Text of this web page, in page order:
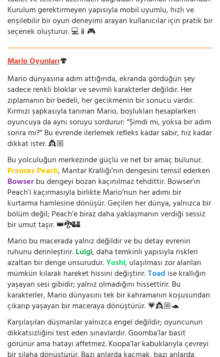
Kurulum gerektirmeyen yapısıyla mobil uyumlu, hızlı ve
erişilebilir bir oyun deneyimi arayan kullanıcılar için pratik bir
seçenek oluşturur. 💻📱🎮
Mario Oyunları🍄
Mario dünyasına adım attığında, ekranda gördüğün şey
sadece renkli bloklar ve sevimli karakterler değildir. Her
zıplamanın bir bedeli, her gecikmenin bir sonucu vardır.
Kırmızı şapkasıyla tanınan Mario, boşlukları hesaplarken
oyuncuya da aynı soruyu sordurur: “Şimdi mi, yoksa bir adım
sonra mı?” Bu evrende ilerlemek refleks kadar sabır, hız kadar
dikkat ister. 👸🏼
Bu yolculuğun merkezinde güçlü ve net bir amaç bulunur.
Prenses Peach, Mantar Krallığı’nın dengesini temsil ederken
Bowserbu dengeyi bozan kaçınılmaz tehdittir. Bowser’ın
Peach’i kaçırmasıyla birlikte Mario’nun her adımı bir
kurtarma hamlesine dönüşür. Geçilen her dünya, yalnızca bir
bölüm değil; Peach’e biraz daha yaklaşmanın verdiği sessiz
bir umut taşır. 👑🐉🏰
Mario bu macerada yalnız değildir ve bu detay evrenin
ruhunu derinleştirir.Luigi, daha temkinli yapısıyla riskleri
azaltan bir denge unsurudur.Yoshi, ulaşılması zor alanları
mümkün kılarak hareket hissini değiştirir.Toad ise krallığın
yaşayan sesi gibidir; yalnız olmadığını hissettirir. Bu
karakterler, Mario dünyasını tek bir kahramanın koşusundan
çıkarıp yaşayan bir maceraya dönüştürür. 💗👸🏼🐢
Karşılaşılan düşmanlar yalnızca engel değildir; oyuncunun
dikkatsizliğini test eden sınavlardır. Goomba’lar basit
görünür ama hatayı affetmez. Koopa’lar kabuklarıyla çevreyi